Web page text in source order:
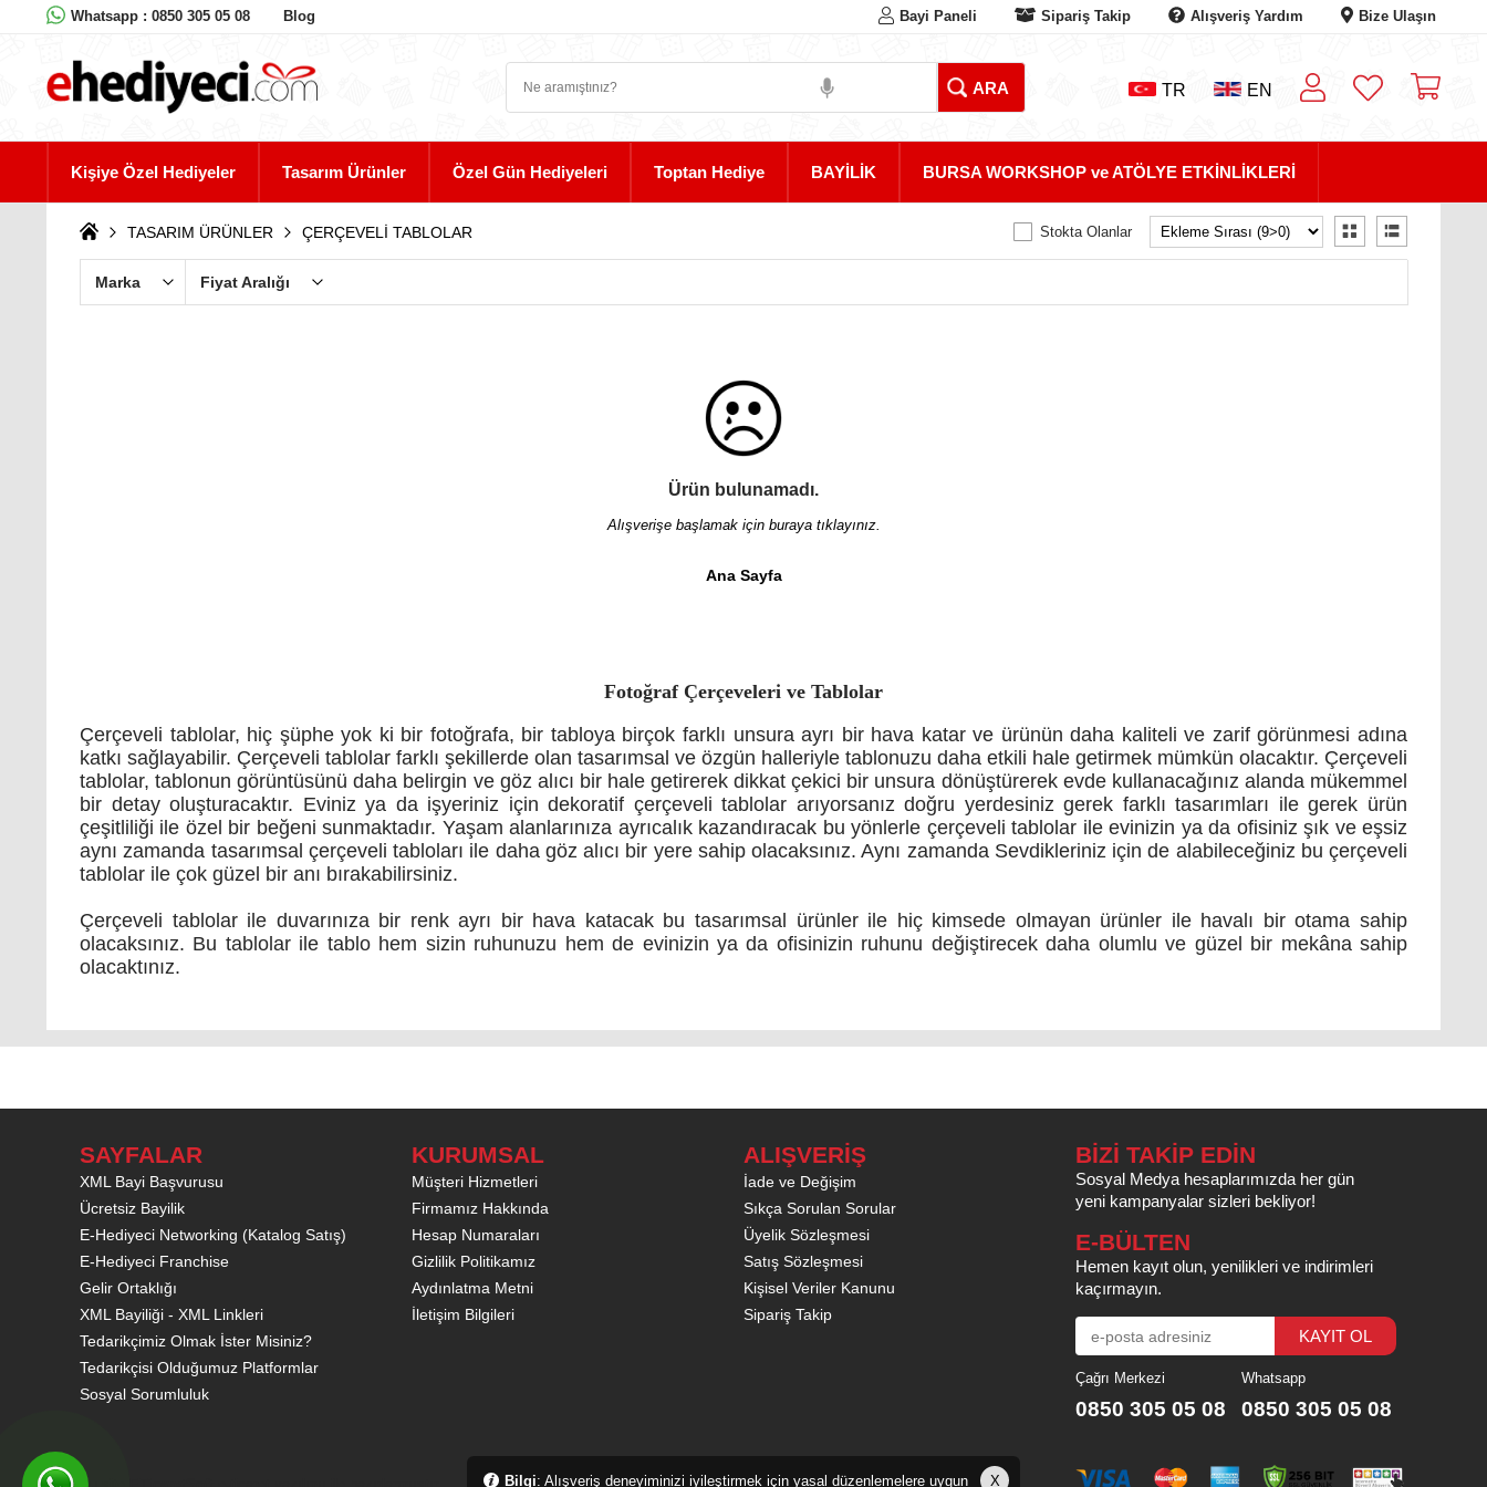
Whatsapp : 0850 305 05 08 Blog Bayi Paneli Sipariş Takip Alışveriş Yardım Bize Ulaşın
TR EN
Kişiye Özel Hediyeler Tasarım Ürünler Özel Gün Hediyeleri Toptan Hediye BAYİLİK BURSA WORKSHOP ve ATÖLYE ETKİNLİKLERİ
TASARIM ÜRÜNLER ÇERÇEVELİ TABLOLAR Stokta Olanlar
Marka Fiyat Aralığı
Ürün bulunamadı.
Alışverişe başlamak için buraya tıklayınız.
Ana Sayfa
Fotoğraf Çerçeveleri ve Tablolar
Çerçeveli tablolar, hiç şüphe yok ki bir fotoğrafa, bir tabloya birçok farklı unsura ayrı bir hava katar ve ürünün daha kaliteli ve zarif görünmesi adına
katkı sağlayabilir. Çerçeveli tablolar farklı şekillerde olan tasarımsal ve özgün halleriyle tablonuzu daha etkili hale getirmek mümkün olacaktır. Çerçeveli
tablolar, tablonun görüntüsünü daha belirgin ve göz alıcı bir hale getirerek dikkat çekici bir unsura dönüştürerek evde kullanacağınız alanda mükemmel
bir detay oluşturacaktır. Eviniz ya da işyeriniz için dekoratif çerçeveli tablolar arıyorsanız doğru yerdesiniz gerek farklı tasarımları ile gerek ürün
çeşitliliği ile özel bir beğeni sunmaktadır. Yaşam alanlarınıza ayrıcalık kazandıracak bu yönlerle çerçeveli tablolar ile evinizin ya da ofisiniz şık ve eşsiz
aynı zamanda tasarımsal çerçeveli tabloları ile daha göz alıcı bir yere sahip olacaksınız. Aynı zamanda Sevdikleriniz için de alabileceğiniz bu çerçeveli
tablolar ile çok güzel bir anı bırakabilirsiniz.
Çerçeveli tablolar ile duvarınıza bir renk ayrı bir hava katacak bu tasarımsal ürünler ile hiç kimsede olmayan ürünler ile havalı bir otama sahip
olacaksınız. Bu tablolar ile tablo hem sizin ruhunuzu hem de evinizin ya da ofisinizin ruhunu değiştirecek daha olumlu ve güzel bir mekâna sahip
olacaktınız.
SAYFALAR
XML Bayi Başvurusu
Ücretsiz Bayilik
E-Hediyeci Networking (Katalog Satış)
E-Hediyeci Franchise
Gelir Ortaklığı
XML Bayiliği - XML Linkleri
Tedarikçimiz Olmak İster Misiniz?
Tedarikçisi Olduğumuz Platformlar
Sosyal Sorumluluk
KURUMSAL
Müşteri Hizmetleri
Firmamız Hakkında
Hesap Numaraları
Gizlilik Politikamız
Aydınlatma Metni
İletişim Bilgileri
ALIŞVERİŞ
İade ve Değişim
Sıkça Sorulan Sorular
Üyelik Sözleşmesi
Satış Sözleşmesi
Kişisel Veriler Kanunu
Sipariş Takip
BİZİ TAKİP EDİN
Sosyal Medya hesaplarımızda her gün
yeni kampanyalar sizleri bekliyor!
E-BÜLTEN
Hemen kayıt olun, yenilikleri ve indirimleri
kaçırmayın.
Çağrı Merkezi
0850 305 05 08
Whatsapp
0850 305 05 08
Bilgi: Alışveriş deneyiminizi iyileştirmek için yasal düzenlemelere uygun X